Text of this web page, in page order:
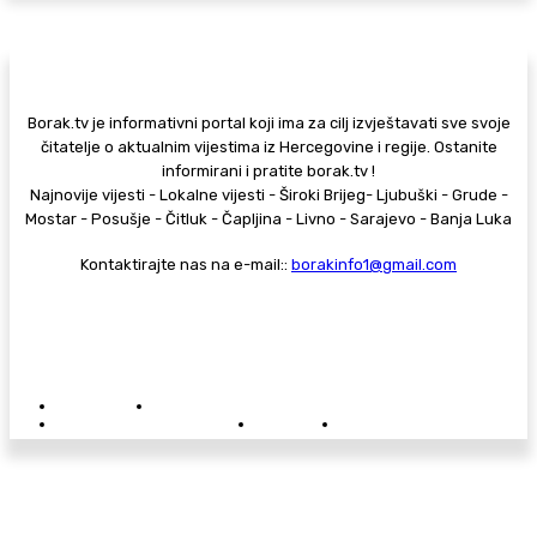
Borak.tv je informativni portal koji ima za cilj izvještavati sve svoje
čitatelje o aktualnim vijestima iz Hercegovine i regije. Ostanite
informirani i pratite borak.tv !
Najnovije vijesti - Lokalne vijesti - Široki Brijeg- Ljubuški - Grude -
Mostar - Posušje - Čitluk - Čapljina - Livno - Sarajevo - Banja Luka
Kontaktirajte nas na e-mail:: borakinfo1@gmail.com